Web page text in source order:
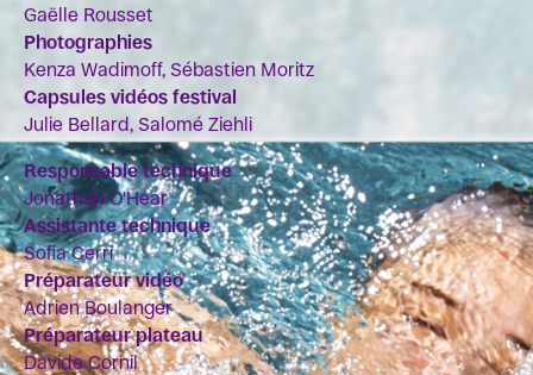
Gaëlle Rousset
Photographies
Kenza Wadimoff, Sébastien Moritz
Capsules vidéos festival
Julie Bellard, Salomé Ziehli
Responsable technique
Jonathan O'Hear
Assistante technique
Sofia Cerri
Préparateur vidéo
Adrien Boulanger
Préparateur plateau
Davide Cornil